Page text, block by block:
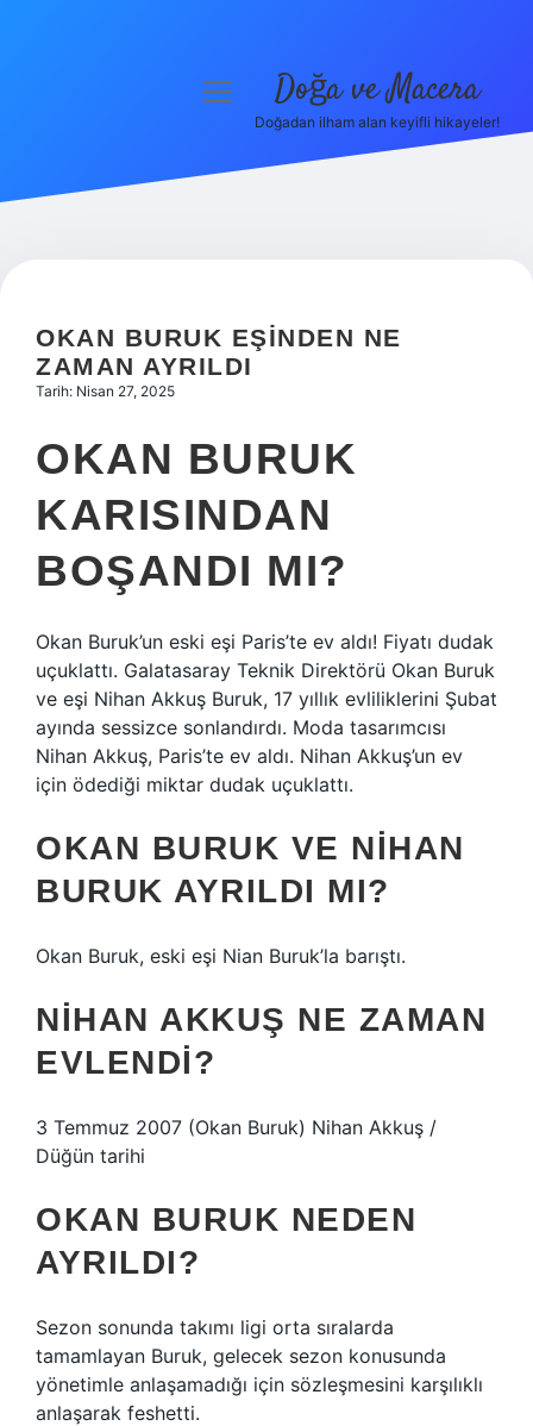
Hakkımızda
menüyü Doğa ve Macera
Doğadan ilham alan keyifli hikayeler!
OKAN BURUK EŞINDEN NE
ZAMAN AYRILDI
Tarih: Nisan 27, 2025
OKAN BURUK
KARISINDAN
BOŞANDI MI?
Okan Buruk’un eski eşi Paris’te ev aldı! Fiyatı dudak
uçuklattı. Galatasaray Teknik Direktörü Okan Buruk
ve eşi Nihan Akkuş Buruk, 17 yıllık evliliklerini Şubat
ayında sessizce sonlandırdı. Moda tasarımcısı
Nihan Akkuş, Paris’te ev aldı. Nihan Akkuş’un ev
için ödediği miktar dudak uçuklattı.
OKAN BURUK VE NIHAN
BURUK AYRILDI MI?
Okan Buruk, eski eşi Nian Buruk’la barıştı.
NIHAN AKKUŞ NE ZAMAN
EVLENDI?
3 Temmuz 2007 (Okan Buruk) Nihan Akkuş /
Düğün tarihi
OKAN BURUK NEDEN
AYRILDI?
Sezon sonunda takımı ligi orta sıralarda
tamamlayan Buruk, gelecek sezon konusunda
yönetimle anlaşamadığı için sözleşmesini karşılıklı
anlaşarak feshetti.